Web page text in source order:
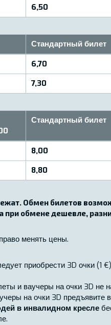
6,50
Стандартный билет
6,70
7,30
Стандартный билет
8,00
8,80
Обмен билетов
при обмене дешевле,
менять цены.
приобрести 3D очки (1
и ваучеры на очки 3D не
на очки 3D предъявите
в инвалидном кресле